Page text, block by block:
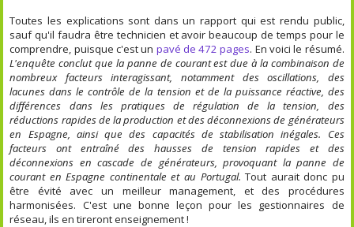
Toutes les explications sont dans un rapport qui est rendu public,
sauf qu'il faudra être technicien et avoir beaucoup de temps pour le
comprendre, puisque c'est un pavé de 472 pages. En voici le résumé.
L'enquête conclut que la panne de courant est due à la combinaison de
nombreux facteurs interagissant, notamment des oscillations, des
lacunes dans le contrôle de la tension et de la puissance réactive, des
différences dans les pratiques de régulation de la tension, des
réductions rapides de la production et des déconnexions de générateurs
en Espagne, ainsi que des capacités de stabilisation inégales. Ces
facteurs ont entraîné des hausses de tension rapides et des
déconnexions en cascade de générateurs, provoquant la panne de
courant en Espagne continentale et au Portugal. Tout aurait donc pu
être évité avec un meilleur management, et des procédures
harmonisées. C'est une bonne leçon pour les gestionnaires de
réseau, ils en tireront enseignement !